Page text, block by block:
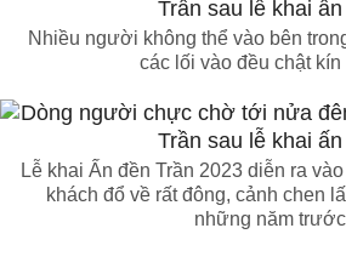
Nhiều người không thể vào bên
các lối vào đều chật
Lễ khai Ấn đền Trần 2023 diễn ra
khách đổ về rất đông, cảnh chen
những năm